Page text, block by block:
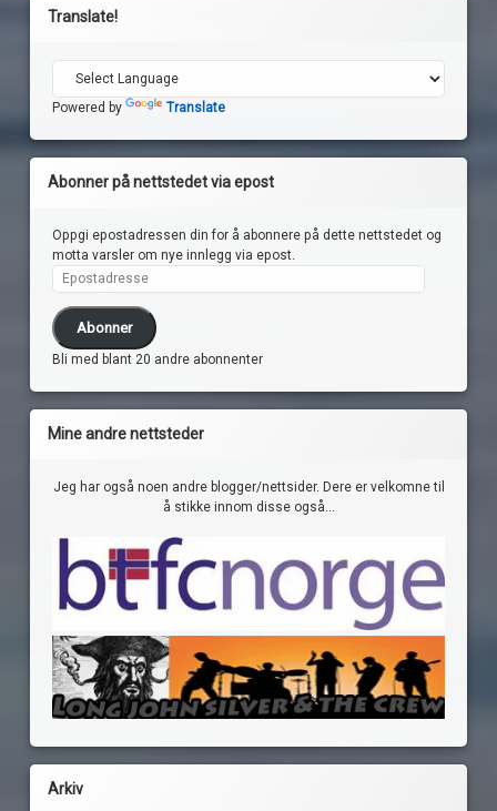
Translate!
Powered by Translate
Abonner på nettstedet via epost
Oppgi epostadressen din for å abonnere på dette nettstedet og
motta varsler om nye innlegg via epost.
Epostadresse
Abonner
Bli med blant 20 andre abonnenter
Mine andre nettsteder
Jeg har også noen andre blogger/nettsider. Dere er velkomne til
å stikke innom disse også...
Arkiv